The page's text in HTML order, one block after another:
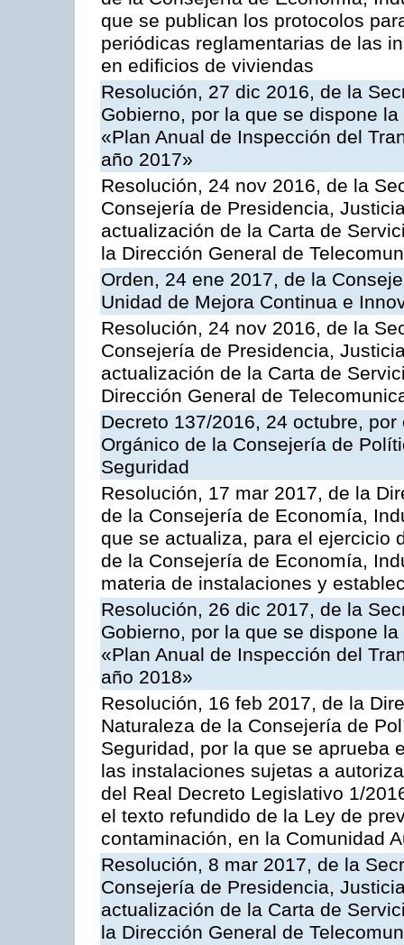
que se publican los protocolos
periódicas reglamentarias de las
en edificios de viviendas
Resolución, 27 dic 2016, de la
Gobierno, por la que se dispone
«Plan Anual de Inspección del
año 2017»
Resolución, 24 nov 2016, de la
Consejería de Presidencia,
actualización de la Carta de
la Dirección General de
Orden, 24 ene 2017, de la
Unidad de Mejora Continua e
Resolución, 24 nov 2016, de la
Consejería de Presidencia,
actualización de la Carta de
Dirección General de
Decreto 137/2016, 24 octubre,
Orgánico de la Consejería de
Seguridad
Resolución, 17 mar 2017, de la
de la Consejería de Economía,
que se actualiza, para el ejercicio
de la Consejería de Economía,
materia de instalaciones y
Resolución, 26 dic 2017, de la
Gobierno, por la que se dispone
«Plan Anual de Inspección del
año 2018»
Resolución, 16 feb 2017, de la
Naturaleza de la Consejería de
Seguridad, por la que se aprueba
las instalaciones sujetas a
del Real Decreto Legislativo 1/
el texto refundido de la Ley de
contaminación, en la Comunidad
Resolución, 8 mar 2017, de la
Consejería de Presidencia,
actualización de la Carta de
la Dirección General de